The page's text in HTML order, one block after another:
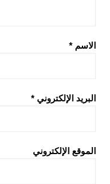
الاسم *
البريد الإلكتروني *
الموقع الإلكتروني